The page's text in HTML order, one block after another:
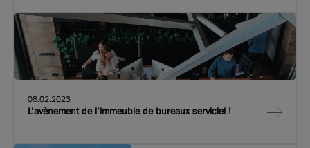
performances des entreprises en accompagnant l’adoption
des usages digitaux et en construisant des infrastructures à
la pointe de la technologie. Devoteam a ouvert ses portes sur
les quais de Perrache.
08.02.2023
L’avènement de l’immeuble de bureaux serviciel !